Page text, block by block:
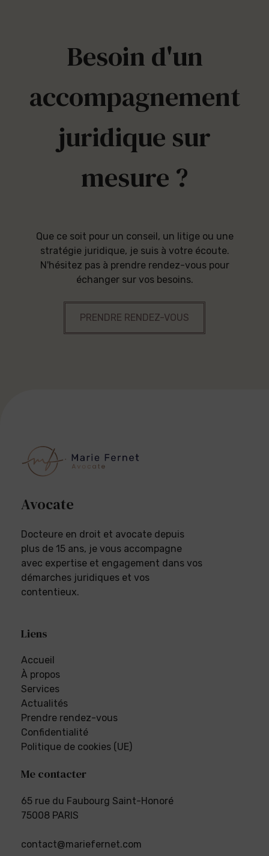
Besoin d'un
accompagnement
juridique sur
mesure ?
Que ce soit pour un conseil, un litige ou une
stratégie juridique, je suis à votre écoute.
N'hésitez pas à prendre rendez-vous pour
échanger sur vos besoins.
PRENDRE RENDEZ-VOUS
Avocate
Docteure en droit et avocate depuis
plus de 15 ans, je vous accompagne
avec expertise et engagement dans vos
démarches juridiques et vos
contentieux.
Liens
Accueil
À propos
Services
Actualités
Prendre rendez-vous
Confidentialité
Politique de cookies (UE)
Me contacter
65 rue du Faubourg Saint-Honoré
75008 PARIS
contact@mariefernet.com